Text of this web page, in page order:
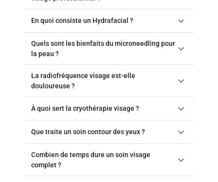
En quoi consiste un Hydrafacial ?
Quels sont les bienfaits du microneedling pour
la peau ?
La radiofréquence visage est-elle
douloureuse ?
À quoi sert la cryothérapie visage ?
Que traite un soin contour des yeux ?
Combien de temps dure un soin visage
complet ?